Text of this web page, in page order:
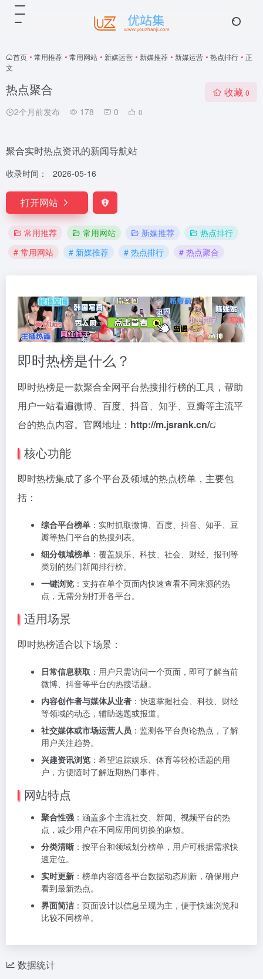
首页 • 常用推荐 • 常用网站 • 新媒运营 • 新媒推荐 • 新媒运营 • 热点排行 • 正
文
热点聚合
2个月前发布 178 0 0
收藏 0
聚合实时热点资讯的新闻导航站
收录时间： 2026-05-16
打开网站
常用推荐 常用网站 新媒推荐
热点排行
# 常用网站
# 新媒推荐 # 热点排行 # 热点聚合
即时热榜是什么？
即时热榜是一款聚合全网平台热搜排行榜的工具，帮助
用户一站看遍微博、百度、抖音、知乎、豆瓣等主流平
台的热点内容。官网地址： http://m.jsrank.cn/
核心功能
即时热榜集成了多个平台及领域的热点榜单，主要包
括：
综合平台榜单 ：实时抓取微博、百度、抖音、知乎、豆
瓣等热门平台的热搜列表。
细分领域榜单 ：覆盖娱乐、科技、社会、财经、报刊等
类别的热门新闻排行榜。
一键浏览 ：支持在单个页面内快速查看不同来源的热
点，无需分别打开各平台。
适用场景
即时热榜适合以下场景：
日常信息获取 ：用户只需访问一个页面，即可了解当前
微博、抖音等平台的热搜话题。
内容创作者与媒体从业者 ：快速掌握社会、科技、财经
等领域的动态，辅助选题或报道。
社交媒体或市场运营人员 ：监测各平台舆论热点，了解
用户关注趋势。
兴趣资讯浏览 ：希望追踪娱乐、体育等轻松话题的用
户，方便随时了解近期热门事件。
网站特点
聚合性强 ：涵盖多个主流社交、新闻、视频平台的热
点，减少用户在不同应用间切换的麻烦。
分类清晰 ：按平台和领域划分榜单，用户可根据需求快
速定位。
实时更新 ：榜单内容随各平台数据动态刷新，确保用户
看到最新热点。
界面简洁 ：页面设计以信息呈现为主，便于快速浏览和
比较不同榜单。
数据统计